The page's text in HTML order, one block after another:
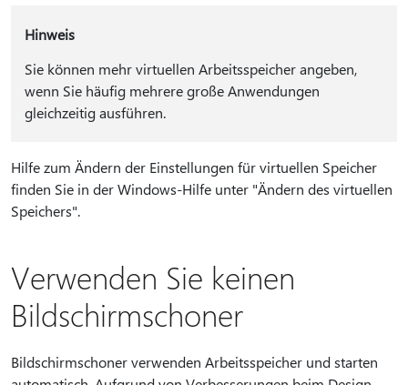
Hinweis
Sie können mehr virtuellen Arbeitsspeicher angeben,
wenn Sie häufig mehrere große Anwendungen
gleichzeitig ausführen.
Hilfe zum Ändern der Einstellungen für virtuellen Speicher
finden Sie in der Windows-Hilfe unter "Ändern des virtuellen
Speichers".
Verwenden Sie keinen
Bildschirmschoner
Bildschirmschoner verwenden Arbeitsspeicher und starten